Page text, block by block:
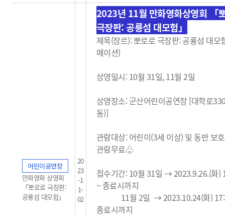
어린이공연장
만화영화 상영회
「뽀로로 극장판:
공룡섬 대모험」
20
23
-1
1-
02
2023년 11월 만화영화상영회
「
극장판: 공룡섬 대모험」
제목(장르): 뽀로로 극장판: 공룡섬 대모
메이션)
상영일시: 10월 31일, 11월 2일
상영장소: 군산어린이공연장 [대학로
동)]
관람대상: 어린이(3세 이상) 및 동반 보
관람무료♧
접수기간: 10월 31일 → 2023.9.26.(화)
~ 종료시까지
11월 2일 → 2023.10.24(화)
종료시까지